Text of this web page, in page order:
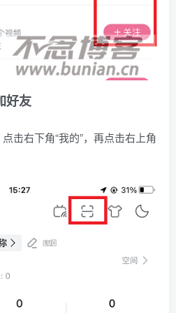
好友
击右下角“我的”，再点击右上角